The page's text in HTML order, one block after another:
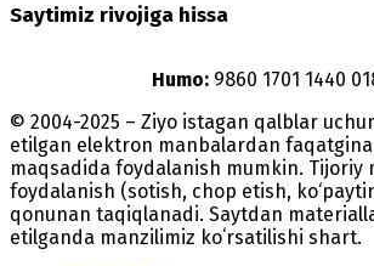
Saytimiz rivojiga hissa
Humo: 9860 1701 1440
© 2004-2025 – Ziyo istagan qalblar
etilgan elektron manbalardan
maqsadida foydalanish mumkin. Tijoriy
foydalanish (sotish, chop etish,
qonunan taqiqlanadi. Saytdan
etilganda manzilimiz koʻrsatilishi shart.